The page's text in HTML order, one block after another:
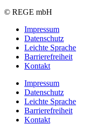
© REGE mbH
Impressum
Datenschutz
Leichte Sprache
Barrierefreiheit
Kontakt
Impressum
Datenschutz
Leichte Sprache
Barrierefreiheit
Kontakt